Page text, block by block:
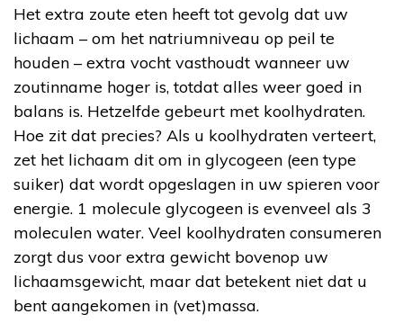
Het extra zoute eten heeft tot gevolg dat uw
lichaam – om het natriumniveau op peil te
houden – extra vocht vasthoudt wanneer uw
zoutinname hoger is, totdat alles weer goed in
balans is. Hetzelfde gebeurt met koolhydraten.
Hoe zit dat precies? Als u koolhydraten verteert,
zet het lichaam dit om in glycogeen (een type
suiker) dat wordt opgeslagen in uw spieren voor
energie. 1 molecule glycogeen is evenveel als 3
moleculen water. Veel koolhydraten consumeren
zorgt dus voor extra gewicht bovenop uw
lichaamsgewicht, maar dat betekent niet dat u
bent aangekomen in (vet)massa.